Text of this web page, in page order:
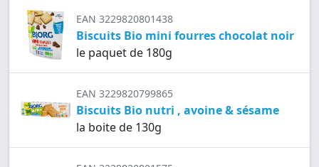
EAN 3229820801438
Biscuits Bio mini fourres chocolat noir
le paquet de 180g
EAN 3229820799865
Biscuits Bio nutri , avoine & sésame
la boite de 130g